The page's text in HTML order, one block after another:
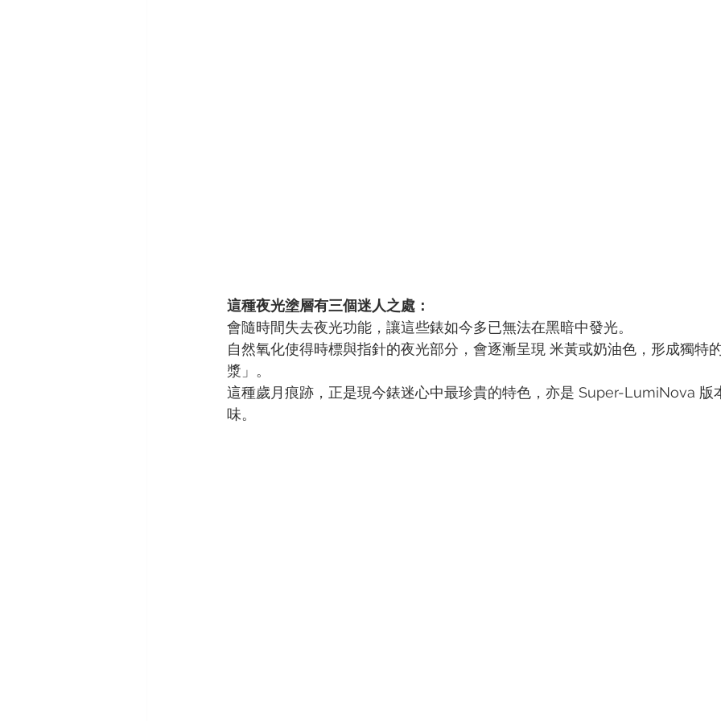
這種夜光塗層有三個迷人之處：
會隨時間失去夜光功能，讓這些錶如今多已無法在黑暗中發光。
自然氧化使得時標與指針的夜光部分，會逐漸呈現 米黃或奶油色，形成獨特
漿」。
這種歲月痕跡，正是現今錶迷心中最珍貴的特色，亦是 Super-LumiNova 版
味。